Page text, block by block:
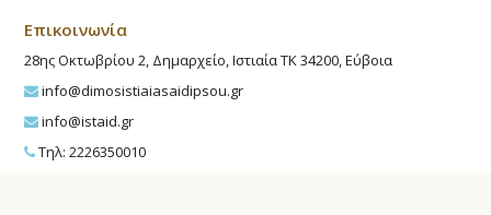
Επικοινωνία
28ης Οκτωβρίου 2, Δημαρχείο, Ιστιαία ΤΚ 34200, Εύβοια
info@dimosistiaiasaidipsou.gr
info@istaid.gr
Τηλ: 2226350010